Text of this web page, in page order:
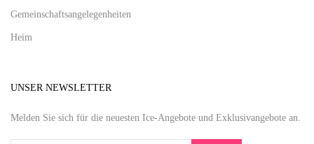
Gemeinschaftsangelegenheiten
Heim
UNSER NEWSLETTER
Melden Sie sich für die neuesten Ice-Angebote und Exklusivangebote an.